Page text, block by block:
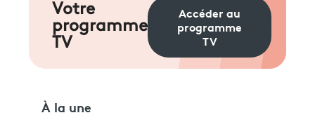
Votre
programme
TV
Accéder au
programme
TV
À la une